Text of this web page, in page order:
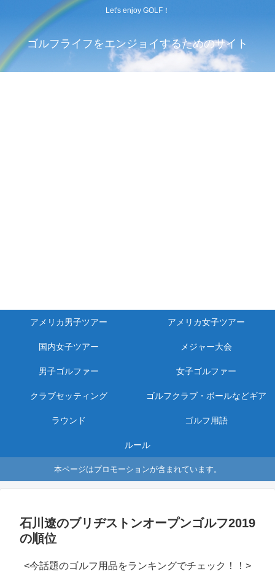
Let's enjoy GOLF！
ゴルフライフをエンジョイするためのサイト
アメリカ男子ツアー アメリカ女子ツアー
国内女子ツアー メジャー大会
男子ゴルファー 女子ゴルファー
クラブセッティング ゴルフクラブ・ボールなどギア
ラウンド ゴルフ用語
ルール
本ページはプロモーションが含まれています。
石川遼のブリヂストンオープンゴルフ2019
の順位
<今話題のゴルフ用品をランキングでチェック！！>